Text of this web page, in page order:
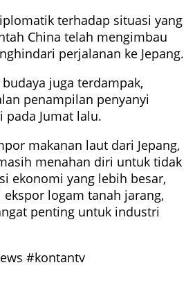
terhadap situasi yang
China telah mengimbau
perjalanan ke Jepang.
juga terdampak,
penampilan penyanyi
pada Jumat lalu.
makanan laut dari Jepang,
menahan diri untuk tidak
ekonomi yang lebih besar,
logam tanah jarang,
penting untuk industri
#kontantv